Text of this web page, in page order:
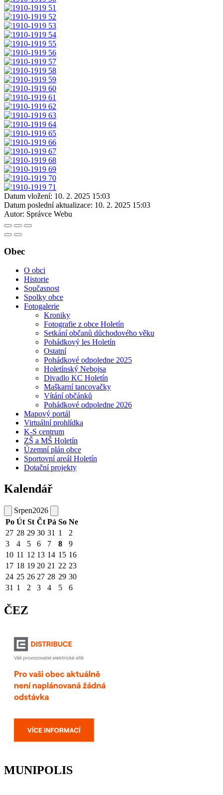
Datum vložení: 10. 2. 2025 15:03
Datum poslední aktualizace: 10. 2. 2025 15:03
Autor: Správce Webu
Obec
O obci
Historie
Současnost
Spolky obce
Fotogalerie
Kroniky
Fotografie z obce Holetín
Setkání občanů důchodového věku
Pohádkový les Holetín
Ostatní
Pohádkové odpoledne 2025
Holetínský Nebojsa
Divadlo KC Holetín
Maškarní tancovačky
Vítání občánků
Pohádkové odpoledne 2026
Mapový portál
Virtuální prohlídka
K-S centrum
ZŠ a MŠ Holetín
Územní plán obce
Sportovní areál Holetín
Dotační projekty
Kalendář
Srpen2026
Po Út St Čt Pá So Ne
27 28 29 30 31 1
2
3
4 5 6 7 8
9
10 11 12 13 14 15 16
17 18 19 20 21 22 23
24 25 26 27 28 29 30
31 1 2 3 4 5 6
ČEZ
MUNIPOLIS